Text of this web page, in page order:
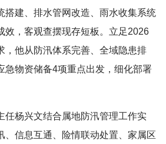
搭建、排水管网改造、雨水收集系统
效，客观查摆现存短板。立足2026
，他从防汛体系完善、全域隐患排
急物资储备4项重点出发，细化部署
任杨兴文结合属地防汛管理工作实
、信息互通、险情联动处置、家属区